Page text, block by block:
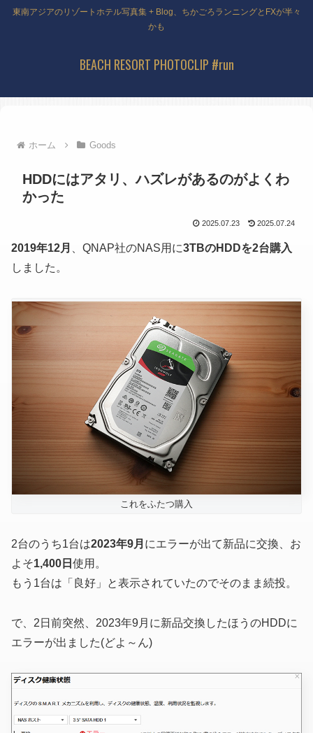
東南アジアのリゾートホテル写真集 + Blog、ちかごろランニングとFXが半々
かも
BEACH RESORT PHOTOCLIP #run
ホーム Goods
HDDにはアタリ、ハズレがあるのがよくわ
かった
2025.07.23 2025.07.24
2019年12月 、QNAP社のNAS用に3TBのHDDを2台購入
しました。
これをふたつ購入
2台のうち1台は2023年9月 にエラーが出て新品に交換、お
よそ1,400日 使用。
もう1台は「良好」と表示されていたのでそのまま続投。
で、2日前突然、2023年9月に新品交換したほうのHDDに
エラーが出ました(どよ～ん)